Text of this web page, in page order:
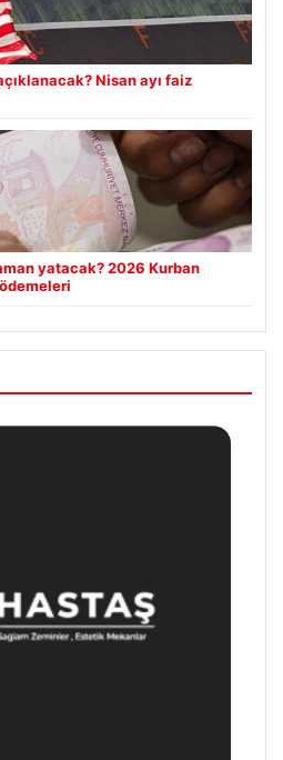
Nisan ayı faiz
yatacak? 2026 Kurban